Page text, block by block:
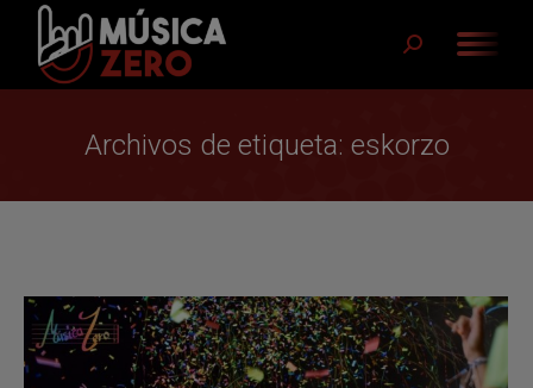
Buscar:
Archivos de etiqueta: eskorzo